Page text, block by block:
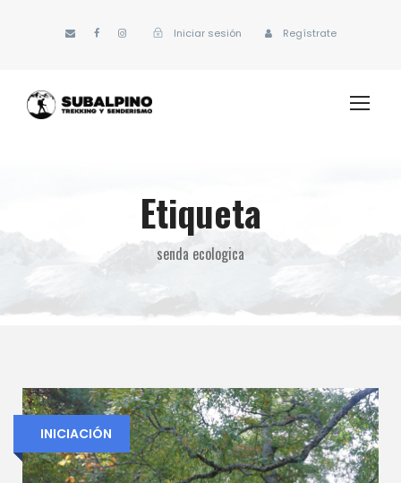
Iniciar sesión Regístrate
Etiqueta
senda ecologica
INICIACIÓN